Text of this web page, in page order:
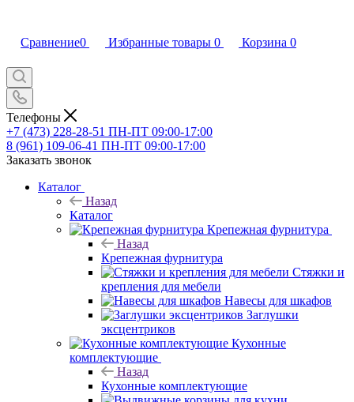
Сравнение0 Избранные товары 0 Корзина 0
Телефоны
+7 (473) 228-28-51 ПН-ПТ 09:00-17:00
8 (961) 109-06-41 ПН-ПТ 09:00-17:00
Заказать звонок
Каталог
Назад
Каталог
Крепежная фурнитура
Назад
Крепежная фурнитура
Стяжки и
крепления для мебели
Навесы для шкафов
Заглушки
эксцентриков
Кухонные
комплектующие
Назад
Кухонные комплектующие